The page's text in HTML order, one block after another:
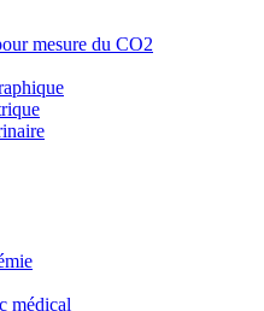
mesure du CO2
médical